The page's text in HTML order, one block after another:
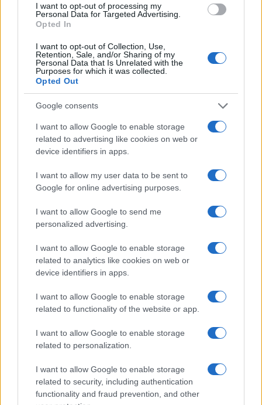
I want to opt-out of processing my
Personal Data for Targeted Advertising.
Opted In
I want to opt-out of Collection, Use,
Retention, Sale, and/or Sharing of my
Personal Data that Is Unrelated with the
Purposes for which it was collected.
Opted Out
Google consents
I want to allow Google to enable storage
related to advertising like cookies on web or
device identifiers in apps.
I want to allow my user data to be sent to
Google for online advertising purposes.
I want to allow Google to send me
personalized advertising.
I want to allow Google to enable storage
related to analytics like cookies on web or
device identifiers in apps.
I want to allow Google to enable storage
related to functionality of the website or app.
I want to allow Google to enable storage
related to personalization.
I want to allow Google to enable storage
related to security, including authentication
functionality and fraud prevention, and other
F
a
ce
o
o
k
T
w
it
te
r
Pi
n
te
re
st
W
h
at
s
A
p
p
S
h
a
re
Articolo precedente
Delta Center
Meteo Olbia 9 agosto, temperature in calo
Salmo finisce in ospedale a Catania, ma il tour
va avanti: “Sicilia, ci sono”
Jovanotti, Gabry Ponte e Alfa: Olbia ombelico del
mondo per una notte
Giorgia Meloni a La Maddalena, la vicesindaco: